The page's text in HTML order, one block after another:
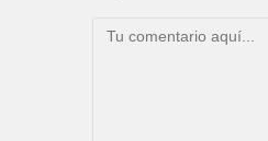
Comentario